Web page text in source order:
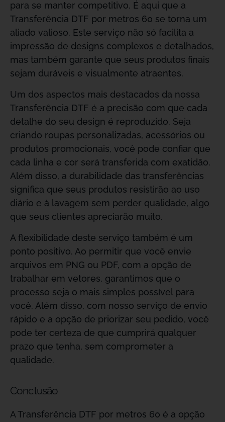
para se manter competitivo. É aqui que a
Transferência DTF por metros 60 se torna um
aliado valioso. Este serviço não só facilita a
impressão de designs complexos e detalhados,
mas também garante que seus produtos finais
sejam duráveis e visualmente atraentes.
Um dos aspectos mais destacados da nossa
Transferência DTF é a precisão com que cada
detalhe do seu design é reproduzido. Seja
criando roupas personalizadas, acessórios ou
produtos promocionais, você pode confiar que
cada linha e cor será transferida com exatidão.
Além disso, a durabilidade das transferências
significa que seus produtos resistirão ao uso
diário e à lavagem sem perder qualidade, algo
que seus clientes apreciarão muito.
A flexibilidade deste serviço também é um
ponto positivo. Ao permitir que você envie
arquivos em PNG ou PDF, com a opção de
trabalhar em vetores, garantimos que o
processo seja o mais simples possível para
você. Além disso, com nosso serviço de envio
rápido e a opção de priorizar seu pedido, você
pode ter certeza de que cumprirá qualquer
prazo que tenha, sem comprometer a
qualidade.
Conclusão
A Transferência DTF por metros 60 é a opção